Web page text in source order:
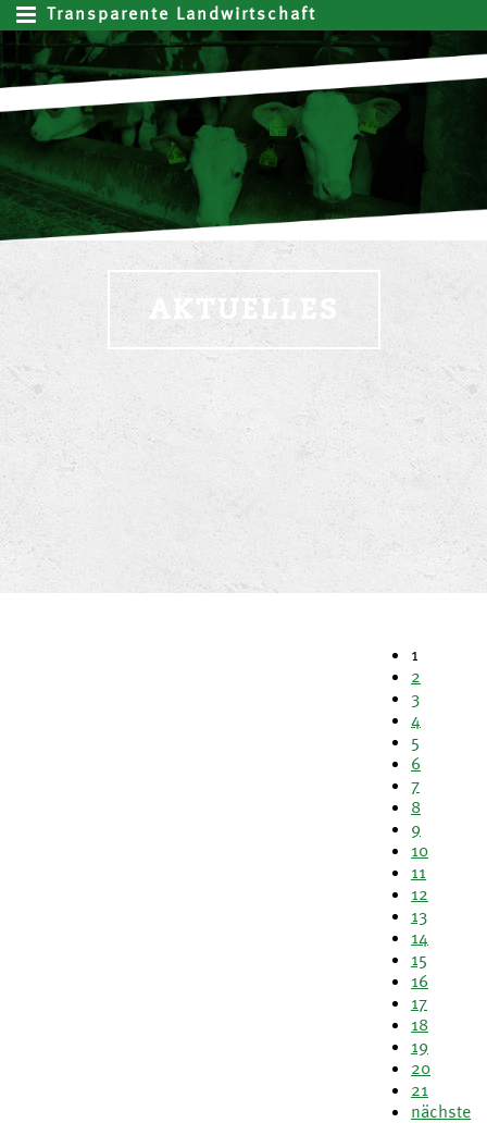
Transparente Landwirtschaft
AKTUELLES
1
2
3
4
5
6
7
8
9
10
11
12
13
14
15
16
17
18
19
20
21
nächste